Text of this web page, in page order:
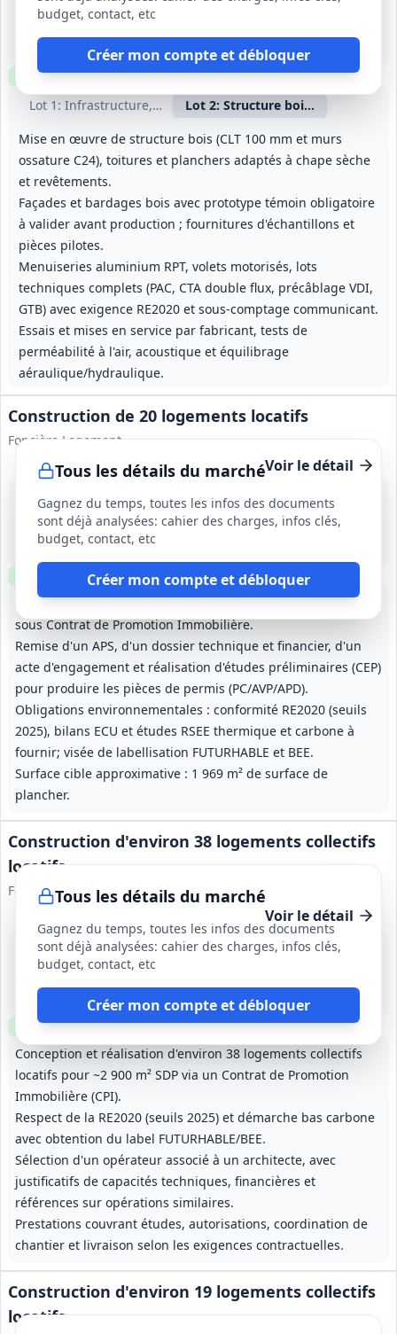
budget, contact, etc
Créer mon compte et débloquer
Lot 1 : Infrastructure, VRD et gros‑œuvre
Lot 2: Structure bois et second
Mise en œuvre de structure bois (CLT 100 mm et murs
ossature C24), toitures et planchers adaptés à chape sèche
et revêtements.
Façades et bardages bois avec prototype témoin obligatoire
à valider avant production ; fournitures d'échantillons et
pièces pilotes.
Menuiseries aluminium RPT, volets motorisés, lots
techniques complets (PAC, CTA double flux, précâblage VDI,
GTB) avec exigence RE2020 et sous‑comptage communicant.
Essais et mises en service par fabricant, tests de
perméabilité à l'air, acoustique et équilibrage
aéraulique/hydraulique.
Le Vésinet (78)
9 mois (à partir du 01/03/2027)
Clause environnementale Visiterequise
Tous les détails du marché
Gagnez du temps, toutes les infos des documents
sont déjà analysées: cahier des charges, infos clés,
budget, contact, etc
Créer mon compte et débloquer
Construction de 20 logements locatifs
Foncière Logement
Voir le détail
Conception et réalisation d'environ 20 logements locatifs
sous Contrat de Promotion Immobilière.
Remise d'un APS, d'un dossier technique et financier, d'un
acte d'engagement et réalisation d'études préliminaires (CEP)
pour produire les pièces de permis (PC/AVP/APD).
Obligations environnementales : conformité RE2020 (seuils
2025), bilans ECU et études RSEE thermique et carbone à
fournir; visée de labellisation FUTURHABLE et BEE.
Surface cible approximative : 1 969 m² de surface de
plancher.
25 sept. 2026
Nord (59)
5 513 200 €
Clause environnementale
Tous les détails du marché
Gagnez du temps, toutes les infos des documents
sont déjà analysées: cahier des charges, infos clés,
budget, contact, etc
Créer mon compte et débloquer
Construction d'environ 38 logements collectifs
locatifs
Foncière Logement
Voir le détail
Conception et réalisation d'environ 38 logements collectifs
locatifs pour ~2 900 m² SDP via un Contrat de Promotion
Immobilière (CPI).
Respect de la RE2020 (seuils 2025) et démarche bas carbone
avec obtention du label FUTURHABLE/BEE.
Sélection d'un opérateur associé à un architecte, avec
justificatifs de capacités techniques, financières et
références sur opérations similaires.
Prestations couvrant études, autorisations, coordination de
chantier et livraison selon les exigences contractuelles.
28 sept. 2026
Evry-Courcouronnes (91)
Non précisé
Clause environnementale
Construction d'environ 19 logements collectifs
locatifs